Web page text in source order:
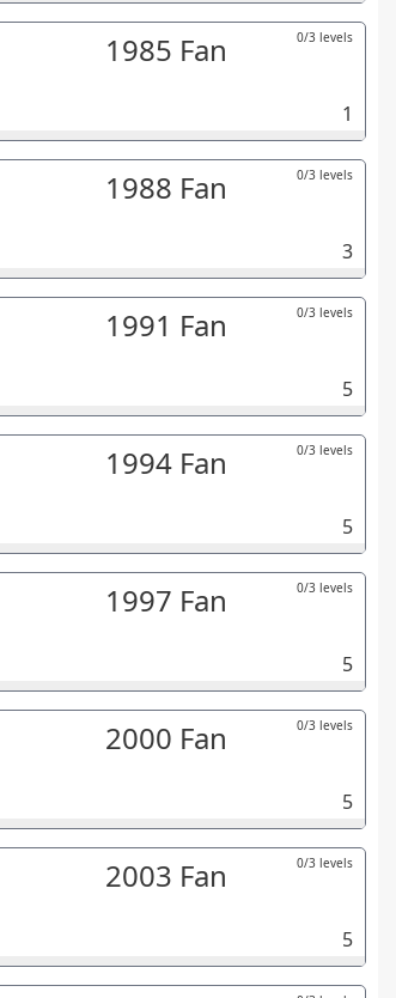
1985 Fan 0/3 levels
1
1988 Fan 0/3 levels
3
1991 Fan 0/3 levels
5
1994 Fan 0/3 levels
5
1997 Fan 0/3 levels
5
2000 Fan 0/3 levels
5
2003 Fan 0/3 levels
5